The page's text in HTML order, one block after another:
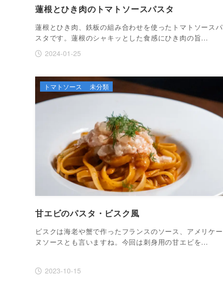
蓮根とひき肉のトマトソースパスタ
蓮根とひき肉、鉄板の組み合わせを使ったトマトソースパ
スタです。蓮根のシャキッとした食感にひき肉の旨…
2024-01-25
甘エビのパスタ・ビスク風
ビスクは海老や蟹で作ったフランスのソース、アメリケー
ヌソースとも言いますね。今回は刺身用の甘エビを…
2023-10-15
トマトソース 未分類